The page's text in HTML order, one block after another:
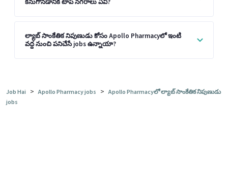
కనుగొనడానికి టాప్ నగరాలు ఏవి?
ల్యాబ్ సాంకేతిక నిపుణుడు కోసం Apollo Pharmacyలో ఇంటి
వద్ద నుంచి పనిచేసే jobs ఉన్నాయా?
Job Hai > Apollo Pharmacy jobs > Apollo Pharmacyలో ల్యాబ్ సాంకేతిక నిపుణుడు
jobs